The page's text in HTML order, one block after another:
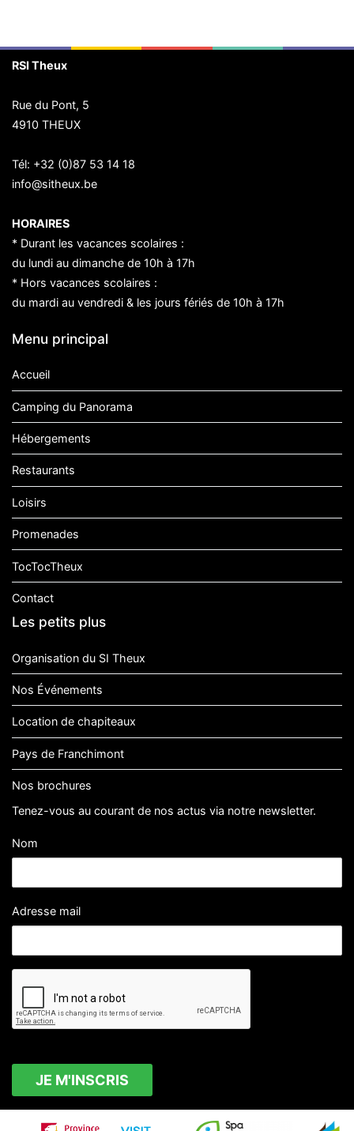
RSI Theux
Rue du Pont, 5
4910 THEUX
Tél: +32 (0)87 53 14 18
info@sitheux.be
HORAIRES
* Durant les vacances scolaires :
du lundi au dimanche de 10h à 17h
* Hors vacances scolaires :
du mardi au vendredi & les jours fériés de 10h à 17h
Menu principal
Accueil
Camping du Panorama
Hébergements
Restaurants
Loisirs
Promenades
TocTocTheux
Contact
Les petits plus
Organisation du SI Theux
Nos Événements
Location de chapiteaux
Pays de Franchimont
Nos brochures
Tenez-vous au courant de nos actus via notre newsletter.
Nom
Adresse mail